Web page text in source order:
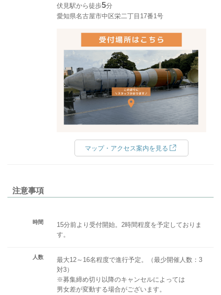
伏見駅から徒歩5分
愛知県名古屋市中区栄二丁目17番1号
マップ・アクセス案内を見る
注意事項
時間
15分前より受付開始。2時間程度を予定しておりま
す。
人数
最大12～16名程度で進行予定。（最少開催人数：3
対3）
※募集締め切り以降のキャンセルによっては
男女差が変動する場合がございます。